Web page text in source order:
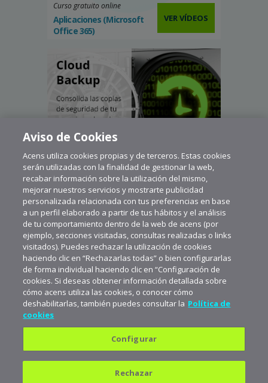
Curso gratuito online
Aplicaciones (Microsoft
Office 365)
VER VÍDEOS
Política de privacidad
Política de cookies
Aviso legal
Aviso de Cookies
Acens utiliza cookies propias y de terceros. Estas cookies
serán utilizadas con la finalidad de gestionar la web,
recabar información sobre la utilización del mismo,
mejorar nuestros servicios y mostrarte publicidad
personalizada relacionada con tus preferencias en base
a un perfil elaborado a partir de tus hábitos y el análisis
de tu comportamiento dentro de la web de acens (por
ejemplo, secciones visitadas, consultas realizadas o links
visitados). Puedes rechazar la utilización de cookies
haciendo clic en “Rechazarlas todas” o bien configurarlas
de forma individual haciendo clic en “Configuración de
cookies. Si deseas obtener información detallada sobre
cómo acens utiliza las cookies, o conocer cómo
deshabilitarlas, también puedes consultar la Política de
cookies
Configurar
Rechazar